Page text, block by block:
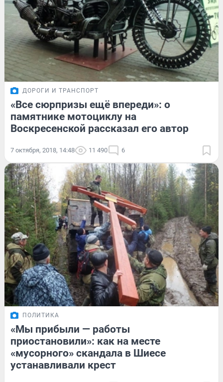
ДОРОГИ И ТРАНСПОРТ
«Все сюрпризы ещё впереди»: о
памятнике мотоциклу на
Воскресенской рассказал его автор
7 октября, 2018, 14:48 11 490 6
ПОЛИТИКА
«Мы прибыли — работы
приостановили»: как на месте
«мусорного» скандала в Шиесе
устанавливали крест